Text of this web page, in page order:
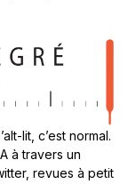
lit, c’est normal.
à travers un
revues à petit